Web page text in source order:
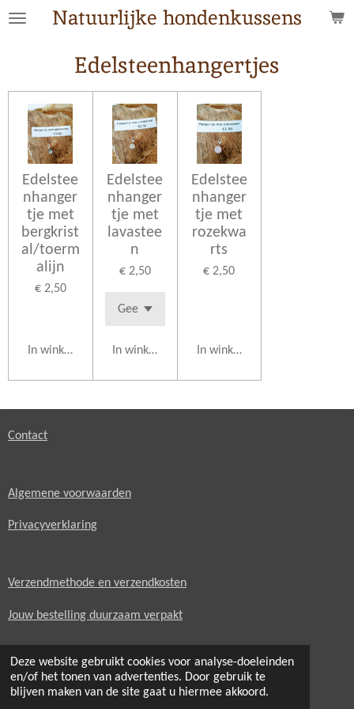
Deze website gebruikt cookies voor analyse-doeleinden
en/of het tonen van advertenties. Door gebruik te
blijven maken van de site gaat u hiermee akkoord.
Ga
hoofdinhoud
Natuurlijke hondenkussens
Edelsteenhangertjes
Edelstee
nhanger
tje met
bergkrist
al/toerm
alijn
€ 2,50
In winkelwagen
Edelstee
nhanger
tje met
lavastee
n
€ 2,50
In winkelwagen
Edelstee
nhanger
tje met
rozekwa
rts
€ 2,50
In winkelwagen
Contact
Algemene voorwaarden
Privacyverklaring
Verzendmethode en verzendkosten
Jouw bestelling duurzaam verpakt
Foto's: De Huisdierfotograaf